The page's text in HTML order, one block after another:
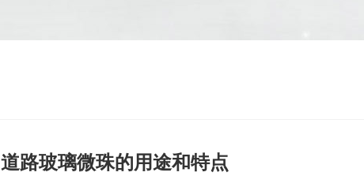
道路玻璃微珠的用途和特点